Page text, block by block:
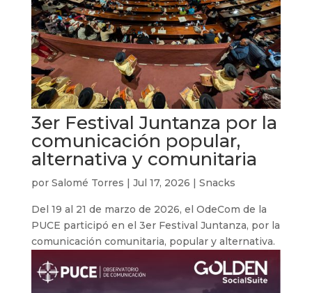
3er Festival Juntanza por la
comunicación popular,
alternativa y comunitaria
por Salomé Torres | Jul 17, 2026 | Snacks
Del 19 al 21 de marzo de 2026, el OdeCom de la
PUCE participó en el 3er Festival Juntanza, por la
comunicación comunitaria, popular y alternativa.